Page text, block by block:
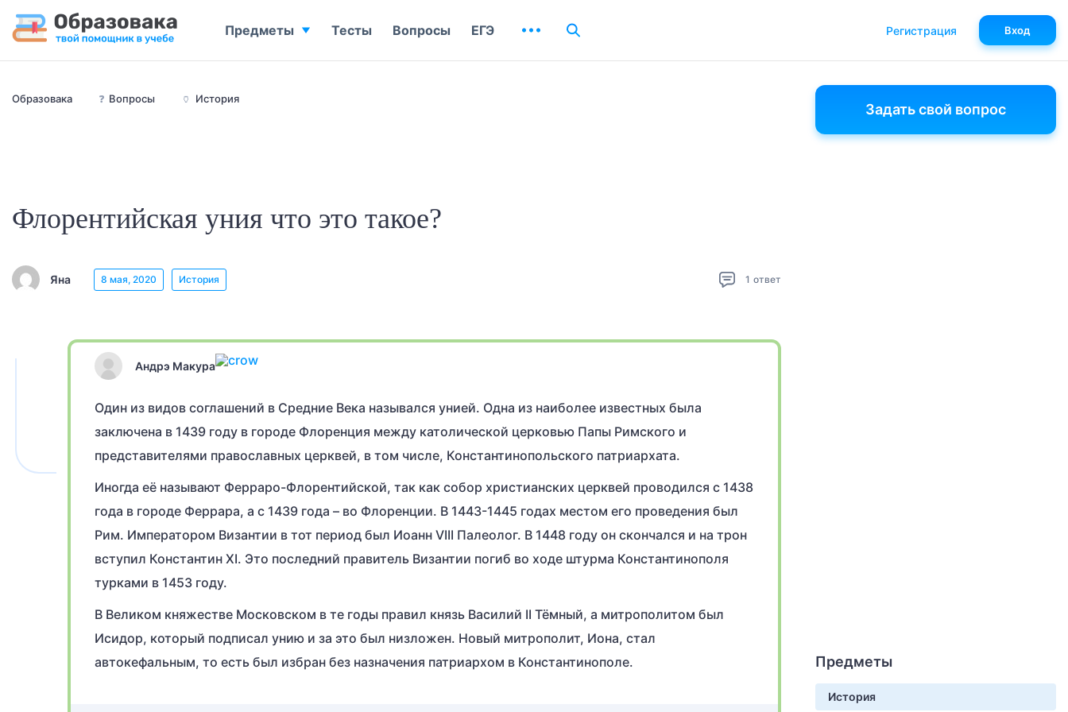
Образовака ❓ Вопросы 🏺 История
Флорентийская уния что это такое?
Яна 8 мая, 2020 История 1 ответ
Андрэ Макура
Один из видов соглашений в Средние Века назывался унией. Одна из наиболее известных была
заключена в 1439 году в городе Флоренция между католической церковью Папы Римского и
представителями православных церквей, в том числе, Константинопольского патриархата.
Иногда её называют Ферраро-Флорентийской, так как собор христианских церквей проводился с 1438
года в городе Феррара, а с 1439 года – во Флоренции. В 1443-1445 годах местом его проведения был
Рим. Императором Византии в тот период был Иоанн VIII Палеолог. В 1448 году он скончался и на трон
вступил Константин XI. Это последний правитель Византии погиб во ходе штурма Константинополя
турками в 1453 году.
В Великом княжестве Московском в те годы правил князь Василий II Тёмный, а митрополитом был
Исидор, который подписал унию и за это был низложен. Новый митрополит, Иона, стал
автокефальным, то есть был избран без назначения патриархом в Константинополе.
Задать свой вопрос
Предметы
История
Предметы Тесты Вопросы ЕГЭ Регистрация Вход